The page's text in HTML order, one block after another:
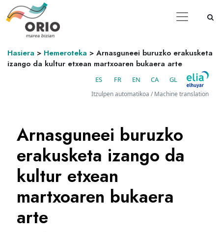
Hasiera > Hemeroteka > Arnasguneei buruzko erakusketa
izango da kultur etxean martxoaren bukaera arte
ES FR EN CA GL
Itzulpen automatikoa / Machine translation
Arnasguneei buruzko
erakusketa izango da
kultur etxean
martxoaren bukaera
arte